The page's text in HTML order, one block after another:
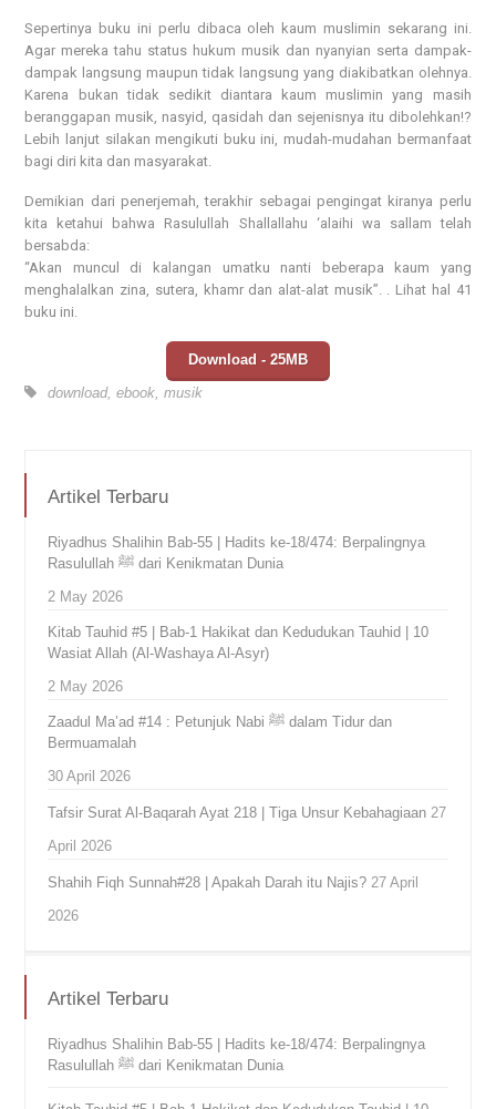
Sepertinya buku ini perlu dibaca oleh kaum muslimin sekarang ini.
Agar mereka tahu status hukum musik dan nyanyian serta dampak-
dampak langsung maupun tidak langsung yang diakibatkan olehnya.
Karena bukan tidak sedikit diantara kaum muslimin yang masih
beranggapan musik, nasyid, qasidah dan sejenisnya itu dibolehkan!?
Lebih lanjut silakan mengikuti buku ini, mudah-mudahan bermanfaat
bagi diri kita dan masyarakat.
Demikian dari penerjemah, terakhir sebagai pengingat kiranya perlu
kita ketahui bahwa Rasulullah Shallallahu ‘alaihi wa sallam telah
bersabda:
“Akan muncul di kalangan umatku nanti beberapa kaum yang
menghalalkan zina, sutera, khamr dan alat-alat musik”. . Lihat hal 41
buku ini.
Download - 25MB
download,ebook ,musik
Artikel Terbaru
Riyadhus Shalihin Bab-55 | Hadits ke-18/474: Berpalingnya
Rasulullah ﷺ dari Kenikmatan Dunia
2 May 2026
Kitab Tauhid #5 | Bab-1 Hakikat dan Kedudukan Tauhid | 10
Wasiat Allah (Al-Washaya Al-Asyr)
2 May 2026
Zaadul Ma’ad #14 : Petunjuk Nabi ﷺ dalam Tidur dan
Bermuamalah
30 April 2026
Tafsir Surat Al-Baqarah Ayat 218 | Tiga Unsur Kebahagiaan 27
April 2026
Shahih Fiqh Sunnah#28 | Apakah Darah itu Najis? 27 April
2026
Artikel Terbaru
Riyadhus Shalihin Bab-55 | Hadits ke-18/474: Berpalingnya
Rasulullah ﷺ dari Kenikmatan Dunia